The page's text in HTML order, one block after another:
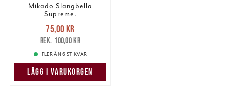
Mikado Slangbella
Supreme.
Nuvarande pris
75,00 krTidigare pris
100,00 kr
75,00 kr
100,00 kr
FLER ÄN 6 ST KVAR
LÄGG I VARUKORGEN